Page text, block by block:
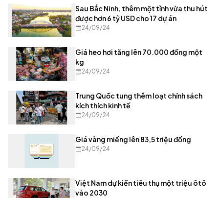
Sau Bắc Ninh, thêm một tỉnh vừa thu hút
được hơn 6 tỷ USD cho 17 dự án
24/09/24
Giá heo hơi tăng lên 70.000 đồng một
kg
24/09/24
Trung Quốc tung thêm loạt chính sách
kích thích kinh tế
24/09/24
Giá vàng miếng lên 83,5 triệu đồng
24/09/24
Việt Nam dự kiến tiêu thụ một triệu ôtô
vào 2030